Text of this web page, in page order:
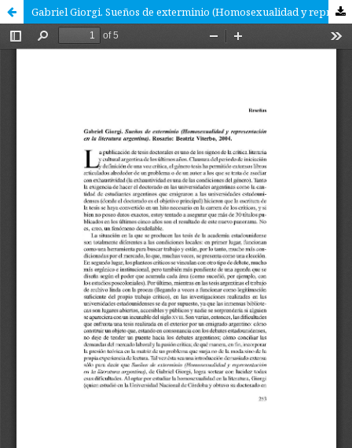
Gabriel Giorgi. Sueños de exterminio (Homosexualidad y representación en la literatura argentina).